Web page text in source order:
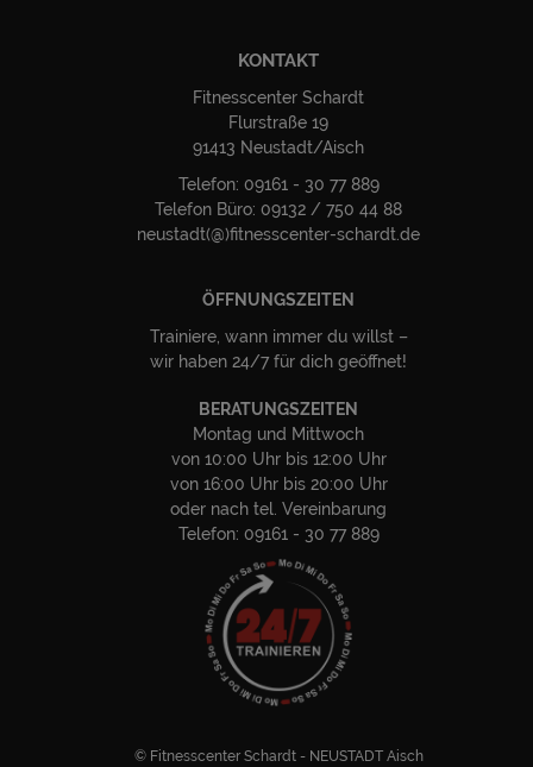
KONTAKT
Fitnesscenter Schardt
Flurstraße 19
91413 Neustadt/Aisch
Telefon: 09161 - 30 77 889
Telefon Büro: 09132 / 750 44 88
neustadt(@)fitnesscenter-schardt.de
ÖFFNUNGSZEITEN
Trainiere, wann immer du willst –
wir haben 24/7 für dich geöffnet!
BERATUNGSZEITEN
Montag und Mittwoch
von 10:00 Uhr bis 12:00 Uhr
von 16:00 Uhr bis 20:00 Uhr
oder nach tel. Vereinbarung
Telefon: 09161 - 30 77 889
© Fitnesscenter Schardt - NEUSTADT Aisch